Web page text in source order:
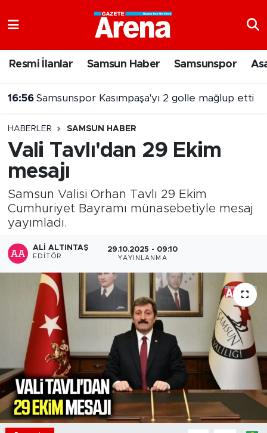
Resmi İlanlar Samsun Haber Samsunspor
16:00 8 Ağustos 2026 Samsun nöbetçi eczaneler
HABERLER SAMSUN HABER
Vali Tavlı'dan 29 Ekim
mesajı
Samsun Valisi Orhan Tavlı 29 Ekim
Cumhuriyet Bayramı münasebetiyle mesaj
yayımladı.
ALI ALTINTAŞ
EDITÖR
29.10.2025 - 09:10
YAYINLANMA
Samsun Namaz Vakitleri
Süper Lig Puan Durumu ve Fikstür
Tüm Manşetler
Son Dakika Haberleri
Haber Arşivi